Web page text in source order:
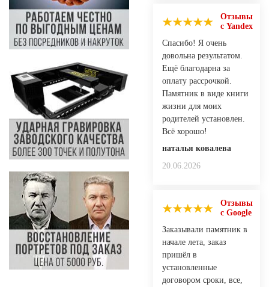
Отзывы
с Yandex
Спасибо! Я очень
довольна результатом.
Ещё благодарна за
оплату рассрочкой.
Памятник в виде книги
жизни для моих
родителей установлен.
Всё хорошо!
наталья ковалева
20.06.2026
Отзывы
с Google
Заказывали памятник в
начале лета, заказ
пришёл в
установленные
договором сроки, все,